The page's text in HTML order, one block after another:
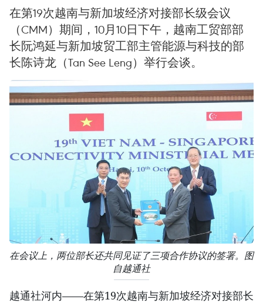
在第19次越南与新加坡经济对接部长级会议
（CMM）期间，10月10日下午，越南工贸部部
长阮鸿延与新加坡贸工部主管能源与科技的部
长陈诗龙（Tan See Leng）举行会谈。
在会议上，两位部长还共同见证了三项合作协议的签署。图
自越通社
越通社河内——在第19次越南与新加坡经济对接部长